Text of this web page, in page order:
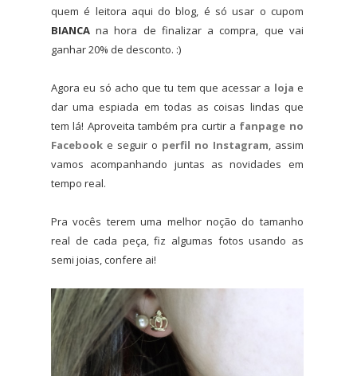
quem é leitora aqui do blog, é só usar o cupom
BIANCAna hora de finalizar a compra, que vai
ganhar 20% de desconto. :)
Agora eu só acho que tu tem que acessar a loja e
dar uma espiada em todas as coisas lindas que
tem lá! Aproveita também pra curtir a fanpage no
Facebook e seguir o perfil no Instagram , assim
vamos acompanhando juntas as novidades em
tempo real.
Pra vocês terem uma melhor noção do tamanho
real de cada peça, fiz algumas fotos usando as
semi joias, confere ai!